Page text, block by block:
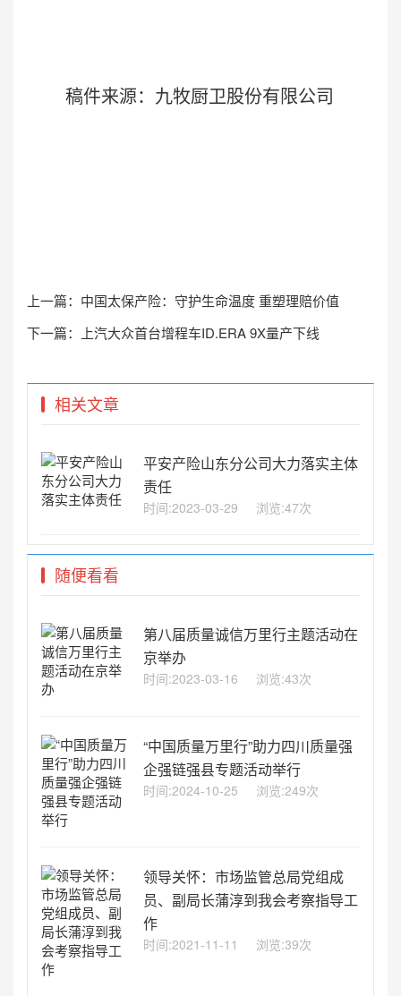
稿件来源：九牧厨卫股份有限公司
上一篇： 中国太保产险：守护生命温度 重塑理赔价值
下一篇：
上汽大众首台增程车ID.ERA 9X量产下线
相关文章
平安产险山东分公司大力落实主体
责任
时间:2023-03-29 浏览:47次
随便看看
第八届质量诚信万里行主题活动在
京举办
时间:2023-03-16 浏览:43次
“中国质量万里行”助力四川质量强
企强链强县专题活动举行
时间:2024-10-25 浏览:249次
领导关怀：市场监管总局党组成
员、副局长蒲淳到我会考察指导工
作
时间:2021-11-11 浏览:39次